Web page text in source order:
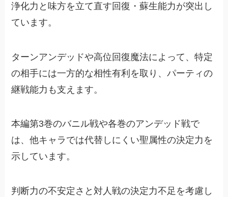
浄化力と味方を立て直す回復・蘇生能力が突出し
ています。
ターンアンデッドや高位回復魔法によって、特定
の相手には一方的な相性有利を取り、パーティの
継戦能力も支えます。
本編第3巻のバニル戦や各巻のアンデッド戦で
は、他キャラでは代替しにくい聖属性の決定力を
示しています。
判断力の不安定さと対人戦の決定力不足を考慮し